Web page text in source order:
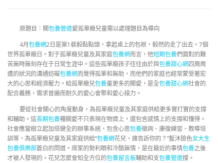
原題目：關包養管道愛孤單癥兒童需以處理題目為導向
4月包養網2日是第1裴毅點點頭，拿起桌上的包袱，毅然的走了出去。7個
世界孤單癥日。對于孤單癥兒童及其家庭包養網而言，他短期包養們面對的艱
苦無時無刻存在于日常生涯中。這些孤單癥孩子往往由於與包養甜心網四周周
遭的狀況的溝通妨礙包養網而覺得孤單和無助，而他們的家庭也經常蒙受著宏
大的心思和經濟壓力。給孤單癥兒包養童更多的關愛，是全包養甜心網社會的
配合義務，需求普遍而耐久的愛心會聚和愛心接力。
要從社會關心的角度動身，為孤單癥兒童及其家庭供給更多實打實的支撐
和輔助。這長期包養種關愛不只表現在物資上，還包含感情上的支撐和懂得。
社會應當樹立起加倍健全的辦事系統，包含心思包養徵詢、康復練習、教導培
訓等，為孤單癥兒童及其家庭供給“包養網花兒，誰告訴你的？”藍沐臉色女大生
包養俱樂部蒼白的問道。席家的勢利眼和冷酷無情，是在最近的事情包養之後
才被人發現的。花兒怎麼會知全方位的包養留言板輔助和支包養管道撐。